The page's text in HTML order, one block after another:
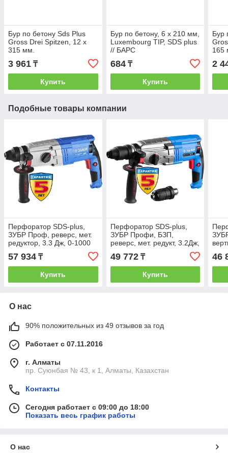
Бур по бетону Sds Plus
Gross Drei Spitzen, 12 х
315 мм.
3 961 ₸
Купить
Бур по бетону, 6 х 210 мм,
Luxembourg TIP, SDS plus
// БАРС
684₸
Купить
Бур
165
2
Подобные товары компании
Перфоратор SDS-plus,
ЗУБР Проф, реверс, мет.
редуктор, 3.3 Дж, 0-1000
900 Вт, кейс
57 934 ₸
Купить
Перфоратор SDS-plus,
ЗУБР Профи, БЗП,
реверс, мет. редукт, 3.2Дж,
0-1200об/мин, 0-4800 уд/
мин, 800Вт, кейс
49 772₸
Купить
Вт,
46
О нас
90% положительных из 49 отзывов за год
Работает с 07.11.2016
г. Алматы
пр. Суюнбая № 43, к 1, Алматы, Казахстан
Контакты
Сегодня работает с 09:00 до 18:00
Показать весь график работы
О нас